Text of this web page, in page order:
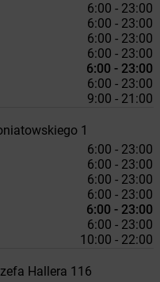
6:00 - 23:00
6:00 - 23:00
6:00 - 23:00
6:00 - 23:00
6:00 - 23:00
6:00 - 23:00
9:00 - 21:00
1
6:00 - 23:00
6:00 - 23:00
6:00 - 23:00
6:00 - 23:00
6:00 - 23:00
6:00 - 23:00
10:00 - 22:00
Hallera 116